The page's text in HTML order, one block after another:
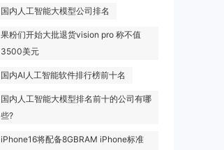
国内人工智能大模型公司排名
果粉们开始大批退货vision pro 称不值
3500美元
国内AI人工智能软件排行榜前十名
国内人工智能大模型排名前十的公司有哪
些?
iPhone16将配备8GBRAM iPhone标准